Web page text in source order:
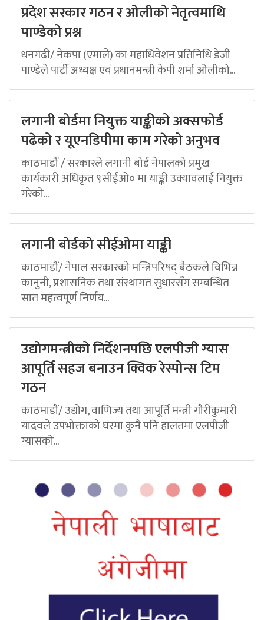
प्रदेश सरकार गठन र ओलीको नेतृत्वमाथि
पाण्डेको प्रश्न
धनगढी/ नेकपा (एमाले) का महाधिवेशन प्रतिनिधि डेजी
पाण्डेले पार्टी अध्यक्ष एवं प्रधानमन्त्री केपी शर्मा ओलीको...
लगानी बोर्डमा नियुक्त याङ्कीको अक्सफोर्ड
पढेको र यूएनडिपीमा काम गरेको अनुभव
काठमाडौं / सरकारले लगानी बोर्ड नेपालको प्रमुख
कार्यकारी अधिकृत ९सीईओ० मा याङ्की उक्यावलाई नियुक्त
गरेको...
लगानी बोर्डको सीईओमा याङ्की
काठमाडौं/ नेपाल सरकारको मन्त्रिपरिषद् बैठकले विभिन्न
कानुनी, प्रशासनिक तथा संस्थागत सुधारसँग सम्बन्धित
सात महत्वपूर्ण निर्णय...
उद्योगमन्त्रीको निर्देशनपछि एलपीजी ग्यास
आपूर्ति सहज बनाउन क्विक रेस्पोन्स टिम
गठन
काठमाडौं/ उद्योग, वाणिज्य तथा आपूर्ति मन्त्री गौरीकुमारी
यादवले उपभोक्ताको घरमा कुनै पनि हालतमा एलपीजी
ग्यासको...